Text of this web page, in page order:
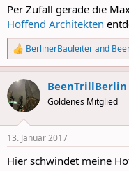
Per Zufall gerade die
Hoffend Architekten
R
e
a
c
t
i
s
BerlinerBauleiterand
BeenTrillBerlin
Goldenes Mitglied
13. Januar 2017
Hier schwindet meine